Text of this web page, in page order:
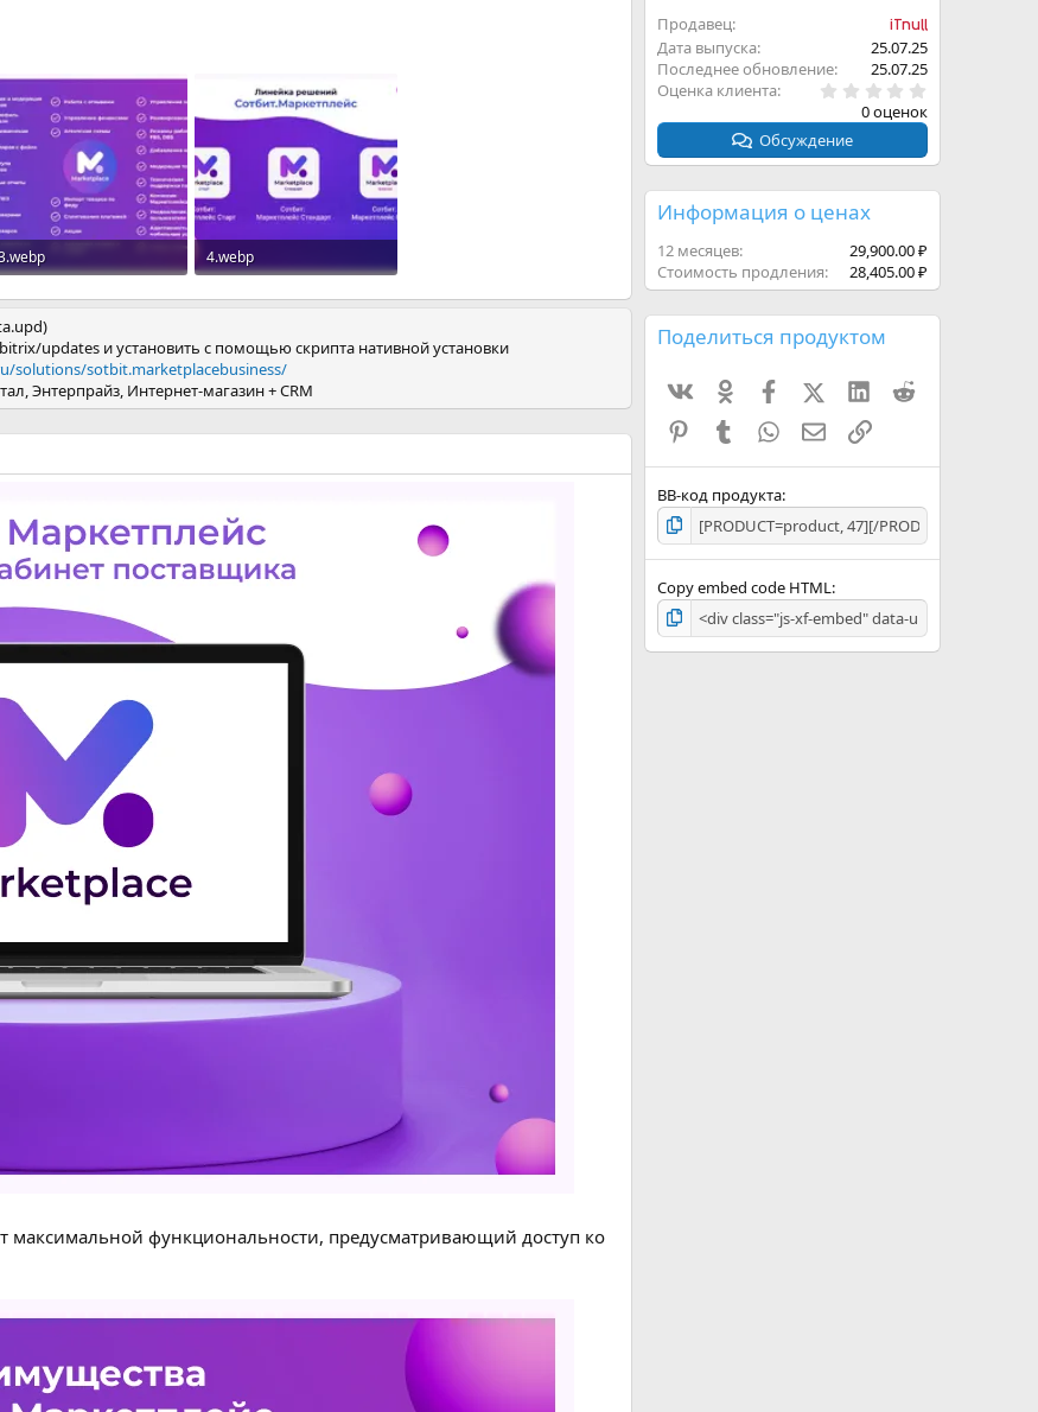
4.webp
updates и установить с помощью скрипта нативной установки
solutions/sotbit.marketplacebusiness/
Энтерпрайз, Интернет-магазин + CRM
максимальной функциональности, предусматривающий доступ ко
Продавец iTnull
Дата выпуска
25.07.25
Последнее обновление
25.07.25
Оценка клиента
0
0
з
в
з
0 оценок
Обсуждение
Информация о ценах
12 месяцев
29,900.00 ₽
Стоимость продления
28,405.00 ₽
Поделиться продуктом
ВконтактеОдноклассники
FacebookX (Twitter)
LinkedInReddit
PinterestTumblrWhatsAppЭлектронная почта
Ссылка
BB-код продукта
Copy embed code HTML